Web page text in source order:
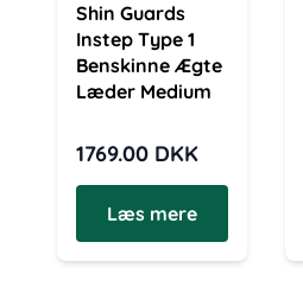
Shin Guards
Instep Type 1
Benskinne Ægte
Læder Medium
1769.00 DKK
Læs mere